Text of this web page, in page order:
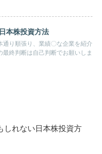
本株投資方法
り順張り、業績〇な企業を紹介
終判断は自己判断でお願いしま
しれない日本株投資方